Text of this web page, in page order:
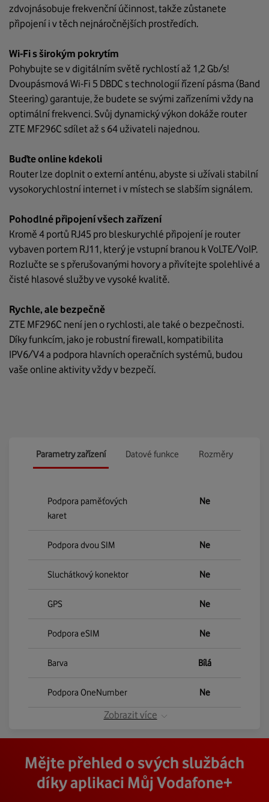
zdvojnásobuje frekvenční účinnost, takže zůstanete
připojení i v těch nejnáročnějších prostředích.
Wi-Fi s širokým pokrytím
Pohybujte se v digitálním světě rychlostí až 1,2 Gb/s!
Dvoupásmová Wi-Fi 5 DBDC s technologií řízení pásma (Band
Steering) garantuje, že budete se svými zařízeními vždy na
optimální frekvenci. Svůj dynamický výkon dokáže router
ZTE MF296C sdílet až s 64 uživateli najednou.
Buďte online kdekoli
Router lze doplnit o externí anténu, abyste si užívali stabilní
vysokorychlostní internet i v místech se slabším signálem.
Pohodlné připojení všech zařízení
Kromě 4 portů RJ45 pro bleskurychlé připojení je router
vybaven portem RJ11, který je vstupní branou k VoLTE/VoIP.
Rozlučte se s přerušovanými hovory a přivítejte spolehlivé a
čisté hlasové služby ve vysoké kvalitě.
Rychle, ale bezpečně
ZTE MF296C není jen o rychlosti, ale také o bezpečnosti.
Díky funkcím, jako je robustní firewall, kompatibilita
IPV6/V4 a podpora hlavních operačních systémů, budou
vaše online aktivity vždy v bezpečí.
Parametry zařízení Datové funkce Rozměry
Podpora paměťových
karet
Ne
Podpora dvou SIM Ne
Sluchátkový konektor Ne
GPS Ne
Podpora eSIM Ne
Barva Bílá
Podpora OneNumber Ne
Zobrazit více
Mějte přehled o svých službách
díky aplikaci Můj Vodafone+